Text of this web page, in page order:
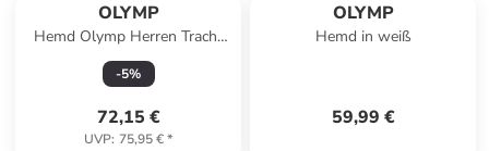
OLYMP
Hemd Olymp Herren Tracht
klassisch regular fit in Weiß
-5%
72,15 €
UVP: 75,95 €*
OLYMP
Hemd in weiß
59,99 €